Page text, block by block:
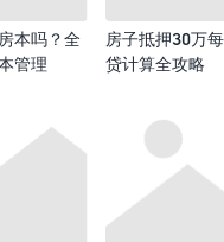
本吗？全
管理
房子抵押30万
贷计算全攻略​